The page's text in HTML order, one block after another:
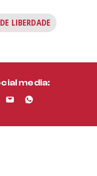
LIBERDADE
media: